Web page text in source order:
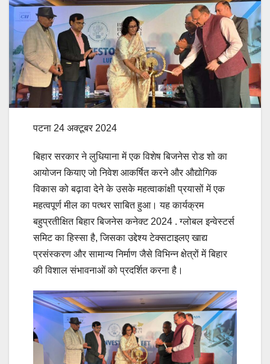
पटना 24 अक्टूबर 2024
बिहार सरकार ने लुधियाना में एक विशेष बिजनेस रोड शो का
आयोजन कियाए जो निवेश आकर्षित करने और औद्योगिक
विकास को बढ़ावा देने के उसके महत्वाकांक्षी प्रयासों में एक
महत्वपूर्ण मील का पत्थर साबित हुआ। यह कार्यक्रम
बहुप्रतीक्षित बिहार बिजनेस कनेक्ट 2024 . ग्लोबल इन्वेस्टर्स
समिट का हिस्सा है, जिसका उद्देश्य टेक्सटाइलए खाद्य
प्रसंस्करण और सामान्य निर्माण जैसे विभिन्न क्षेत्रों में बिहार
की विशाल संभावनाओं को प्रदर्शित करना है।